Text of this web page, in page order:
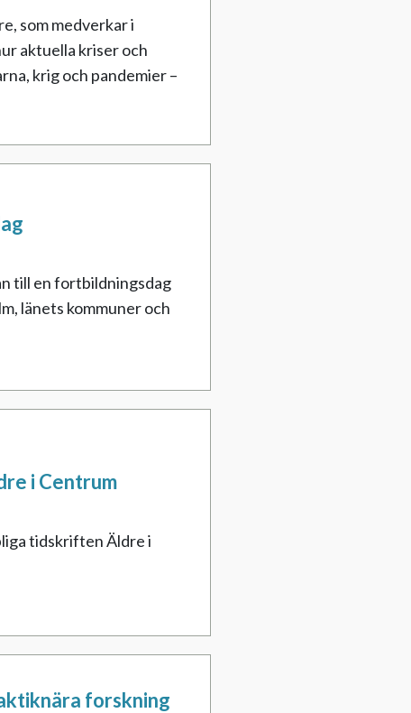
som medverkar i
aktuella kriser och
krig och pandemier –
till en fortbildningsdag
länets kommuner och
i Centrum
tidskriften Äldre i
forskning